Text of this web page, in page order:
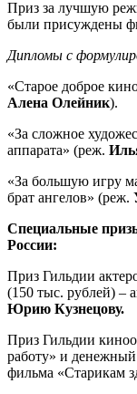
Приз за лучшую
были присуждены
Дипломы с
«Старое доброе
Алена Олейник).
«За сложное
аппарата» (реж.
«За большую игру
брат ангелов» (реж.
Специальные
России:
Приз Гильдии
(150 тыс. рублей) –
Юрию Кузнецову.
Приз Гильдии
работу» и
фильма «Старикам